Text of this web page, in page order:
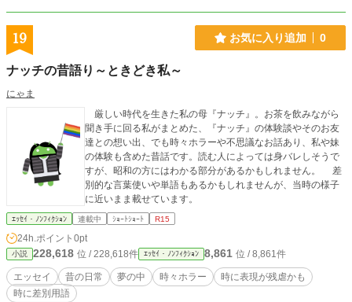
19 お気に入り追加 0
ナッチの昔語り～ときどき私～
にゃま
厳しい時代を生きた私の母『ナッチ』。お茶を飲みながら
聞き手に回る私がまとめた、『ナッチ』の体験談やそのお友
達との想い出、でも時々ホラーや不思議なお話あり、私や妹
の体験も含めた昔話です。読む人によっては身バレしそうで
すが、昭和の方にはわかる部分があるかもしれません。 差
別的な言葉使いや単語もあるかもしれませんが、当時の様子
に近いまま載せています。
ｴｯｾｲ・ﾉﾝﾌｨｸｼｮﾝ 連載中 ｼｮｰﾄｼｮｰﾄ R15
24h.ポイント 0pt
小説 228,618 位 / 228,618件 ｴｯｾｲ・ﾉﾝﾌｨｸｼｮﾝ 8,861 位 / 8,861件
エッセイ 昔の日常 夢の中 時々ホラー
時に表現が残虐かも
時に差別用語